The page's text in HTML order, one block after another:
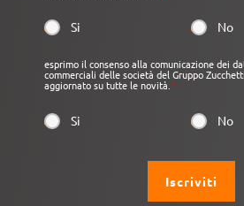
Si No
esprimo il consenso alla comunicazione dei
commerciali delle società del Gruppo
aggiornato su tutte le novità. *
Si No